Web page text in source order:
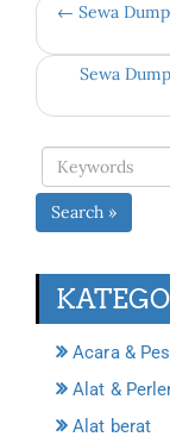
← Sewa
Sewa
Search »
Acara &
Alat &
Alat berat